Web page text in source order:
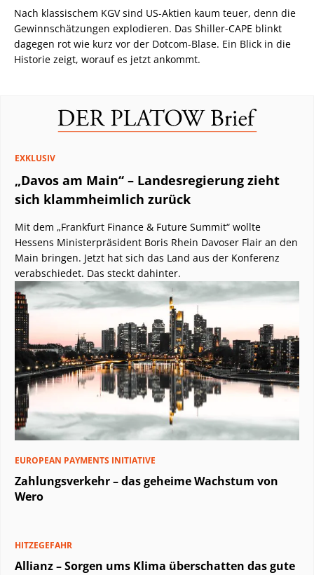
Nach klassischem KGV sind US-Aktien kaum teuer, denn die
Gewinnschätzungen explodieren. Das Shiller-CAPE blinkt
dagegen rot wie kurz vor der Dotcom-Blase. Ein Blick in die
Historie zeigt, worauf es jetzt ankommt.
EXKLUSIV
„Davos am Main“ – Landesregierung zieht
sich klammheimlich zurück
Mit dem „Frankfurt Finance & Future Summit“ wollte
Hessens Ministerpräsident Boris Rhein Davoser Flair an den
Main bringen. Jetzt hat sich das Land aus der Konferenz
verabschiedet. Das steckt dahinter.
EUROPEAN PAYMENTS INITIATIVE
Zahlungsverkehr – das geheime Wachstum von
Wero
HITZEGEFAHR
Allianz – Sorgen ums Klima überschatten das gute